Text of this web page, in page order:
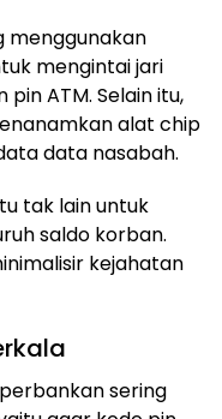
menggunakan
mengintai jari
ATM. Selain itu,
alat chip
data nasabah.
tak lain untuk
saldo korban.
kejahatan
sering